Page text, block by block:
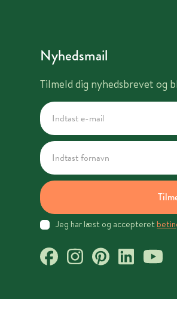
Nyhedsmail
Tilmeld dig nyhedsbrevet og
Jeg har læst og accepteret